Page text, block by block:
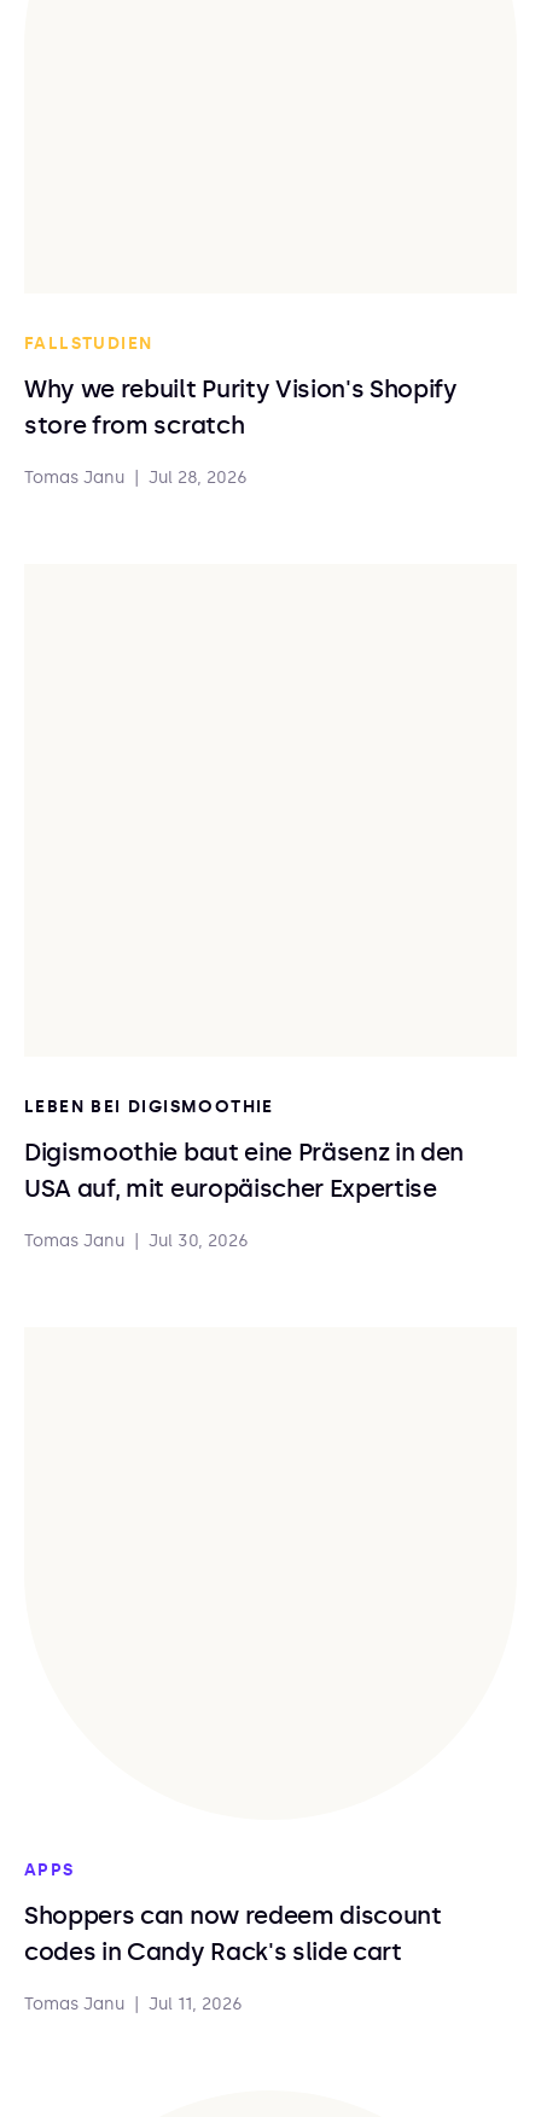
FALLSTUDIEN
Why we rebuilt Purity Vision's Shopify
store from scratch
Tomas Janu Jul 28, 2026
LEBEN BEI DIGISMOOTHIE
Digismoothie baut eine Präsenz in den
USA auf, mit europäischer Expertise
Tomas Janu Jul 30, 2026
APPS
Shoppers can now redeem discount
codes in Candy Rack's slide cart
Tomas Janu Jul 11, 2026